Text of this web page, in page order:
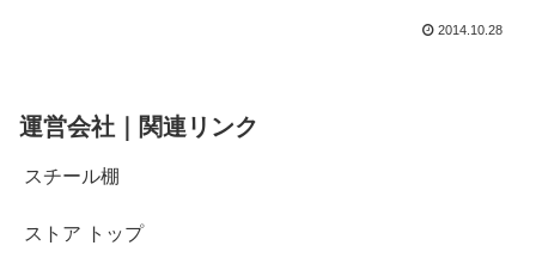
2014.10.28
運営会社｜関連リンク
スチール棚
ストア トップ